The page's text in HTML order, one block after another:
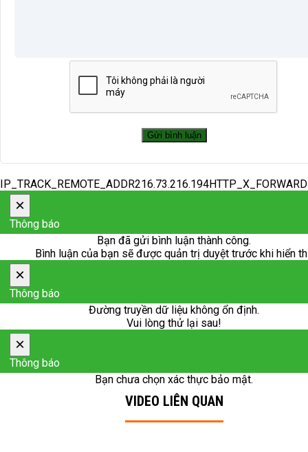
×
Thông báo
Bạn đã gửi bình luận thành công.
Bình luận của bạn sẽ được quản trị duyệt trước khi hiển
×
Thông báo
Đường truyền dữ liệu không ổn định.
Vui lòng thử lại sau!
×
Thông báo
Bạn chưa chọn xác thực bảo mật.
VIDEO LIÊN QUAN